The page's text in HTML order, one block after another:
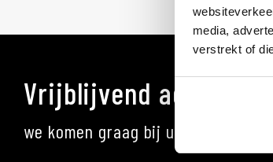
media,
verstrekt of
Vrijblijvend advies op
we komen graag bij u langs,